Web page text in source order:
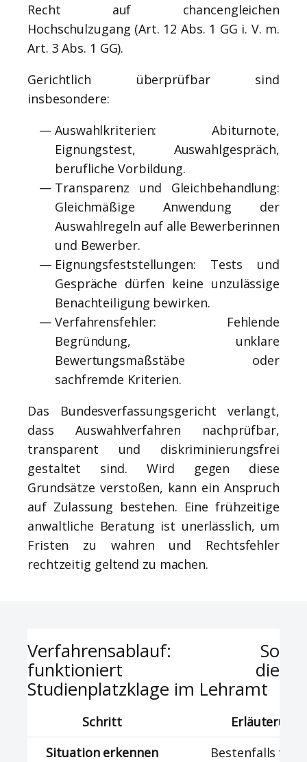
Recht auf chancengleichen
Hochschulzugang (Art. 12 Abs. 1 GG i. V. m.
Art. 3 Abs. 1 GG).
Gerichtlich überprüfbar sind
insbesondere:
Auswahlkriterien: Abiturnote,
Eignungstest, Auswahlgespräch,
berufliche Vorbildung.
Transparenz und Gleichbehandlung:
Gleichmäßige Anwendung der
Auswahlregeln auf alle Bewerberinnen
und Bewerber.
Eignungsfeststellungen: Tests und
Gespräche dürfen keine unzulässige
Benachteiligung bewirken.
Verfahrensfehler: Fehlende
Begründung, unklare
Bewertungsmaßstäbe oder
sachfremde Kriterien.
Das Bundesverfassungsgericht verlangt,
dass Auswahlverfahren nachprüfbar,
transparent und diskriminierungsfrei
gestaltet sind. Wird gegen diese
Grundsätze verstoßen, kann ein Anspruch
auf Zulassung bestehen. Eine frühzeitige
anwaltliche Beratung ist unerlässlich, um
Fristen zu wahren und Rechtsfehler
rechtzeitig geltend zu machen.
Verfahrensablauf: So
funktioniert die
Studienplatzklage im Lehramt
Schritt
Erläuterung
Situation erkennen
Bestenfalls vor